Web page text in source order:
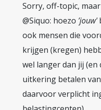
Sorry, off-topic,
@Siquo: hoezo ’jouw'
ook mensen die
krijgen (kregen)
wel langer dan jij
uitkering betalen van
daarvoor verplicht